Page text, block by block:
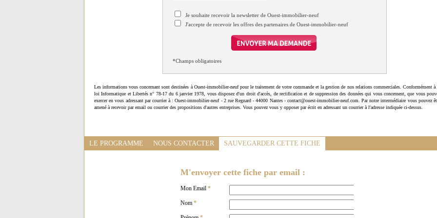
Je souhaite recevoir la newsletter de Ouest-immobilier-neuf
J'accepte de recevoir les offres des partenaires de Ouest-immobilier-neuf
*Champs obligatoires
Les informations vous concernant sont destinées à Ouest-immobilier-neuf pour le traitement de votre commande et la gestion de nos relations commerciales. Conformément à
loi Informatique et Libertés n° 78-17 du 6 janvier 1978, vous disposez d'un droit d'accès, de rectification et de suppression des données qui vous concernent, que vous
exercer en vous adressant par courrier à : Ouest-immobilier-neuf - 2 rue Regnard - 44000 Nantes - contact@ouest-immobilier-neuf.com. Par notre intermédiaire vous pouvez
amené à recevoir par email ou courrier des propositions d'autres entreprises. Vous pouvez vous y opposer par écrit en adressant un courrier à l'adresse indiquée ci-dessus.
LE PROGRAMME NOUS CONTACTER SAUVEGARDER CETTE FICHE
M'envoyer cette fiche par email :
Mon Email *
Nom *